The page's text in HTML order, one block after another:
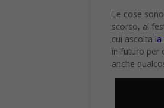
Le cose
scorso, al
cui ascolta
in futuro per
anche